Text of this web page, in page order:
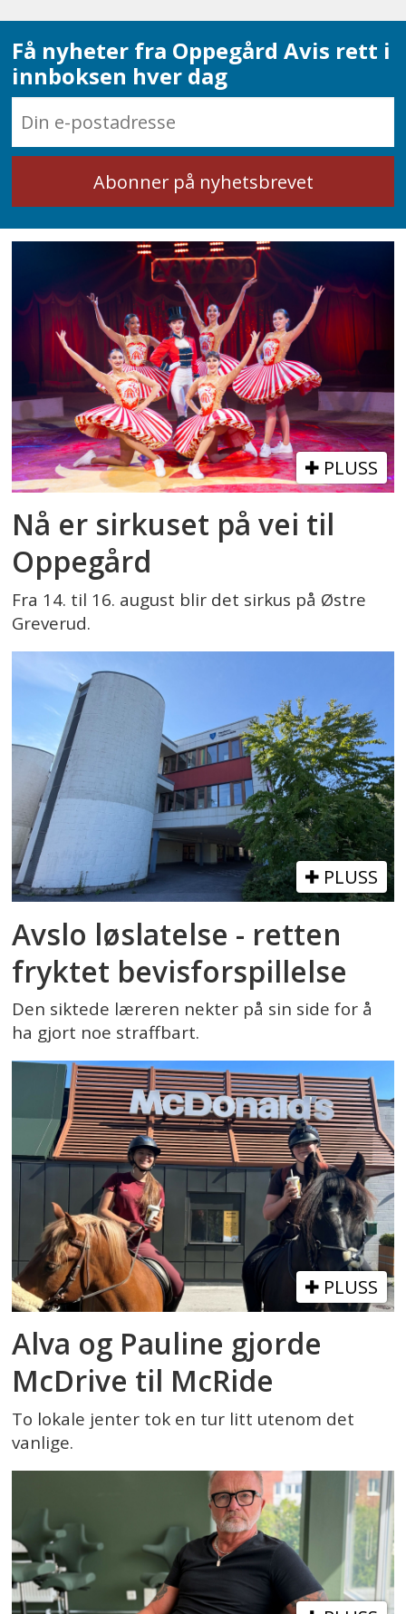
Få nyheter fra Oppegård Avis rett i
innboksen hver dag
PLUSS
Nå er sirkuset på vei til
Oppegård
Fra 14. til 16. august blir det sirkus på Østre
Greverud.
PLUSS
Avslo løslatelse - retten
fryktet bevisforspillelse
Den siktede læreren nekter på sin side for å
ha gjort noe straffbart.
PLUSS
Alva og Pauline gjorde
McDrive til McRide
To lokale jenter tok en tur litt utenom det
vanlige.